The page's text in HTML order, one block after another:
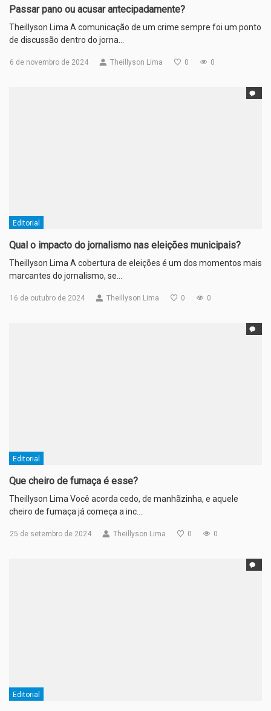
Passar pano ou acusar antecipadamente?
Theillyson Lima A comunicação de um crime sempre foi um ponto
de discussão dentro do jorna…
6 de novembro de 2024 Theillyson Lima 0 0
Editorial
Qual o impacto do jornalismo nas eleições municipais?
Theillyson Lima A cobertura de eleições é um dos momentos mais
marcantes do jornalismo, se…
16 de outubro de 2024 Theillyson Lima 0 0
Editorial
Que cheiro de fumaça é esse?
Theillyson Lima Você acorda cedo, de manhãzinha, e aquele
cheiro de fumaça já começa a inc…
25 de setembro de 2024 Theillyson Lima 0 0
Editorial